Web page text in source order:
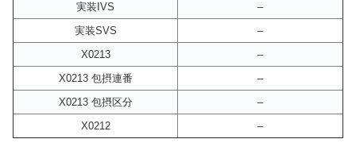
実装IVS
–
実装SVS
–
X0213
–
X0213 包摂連番
–
X0213 包摂区分
–
X0212
–